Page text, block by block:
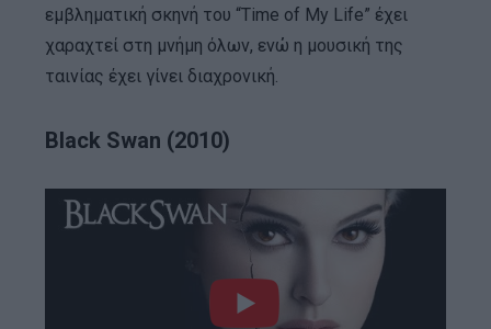
εμβληματική σκηνή του “Time of My Life” έχει
χαραχτεί στη μνήμη όλων, ενώ η μουσική της
ταινίας έχει γίνει διαχρονική.
Black Swan (2010)